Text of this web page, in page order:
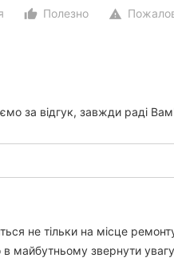
thumb_up_alt
Полезно warning
за відгук, завжди раді
не тільки на місце
майбутньому звернути